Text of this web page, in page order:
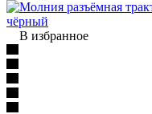
В избранное